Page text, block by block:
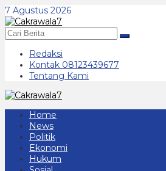
Lewati
ke
konten
7 Agustus 2026
Redaksi
Kontak 08123439677
Tentang Kami
Home
News
Politik
Ekonomi
Hukum